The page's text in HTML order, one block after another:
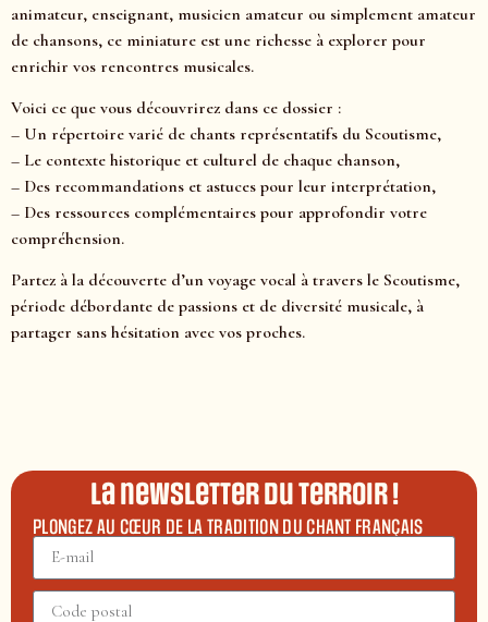
animateur, enseignant, musicien amateur ou simplement amateur
de chansons, ce miniature est une richesse à explorer pour
enrichir vos rencontres musicales.
Voici ce que vous découvrirez dans ce dossier :
– Un répertoire varié de chants représentatifs du Scoutisme,
– Le contexte historique et culturel de chaque chanson,
– Des recommandations et astuces pour leur interprétation,
– Des ressources complémentaires pour approfondir votre
compréhension.
Partez à la découverte d’un voyage vocal à travers le Scoutisme,
période débordante de passions et de diversité musicale, à
partager sans hésitation avec vos proches.
La newsletter du terroir !
PLONGEZ AU CŒUR DE LA TRADITION DU CHANT FRANÇAIS